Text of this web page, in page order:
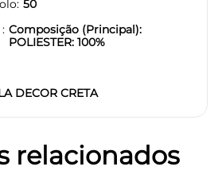
50
Composição (Principal):
POLIESTER: 100%
DECOR CRETA
relacionados